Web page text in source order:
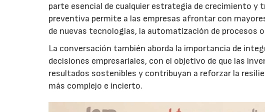
parte esencial de cualquier estrategia de crecimiento
preventiva permite a las empresas afrontar con
de nuevas tecnologías, la automatización de procesos
La conversación también aborda la importancia de
decisiones empresariales, con el objetivo de que las
resultados sostenibles y contribuyan a reforzar la
más complejo e incierto.